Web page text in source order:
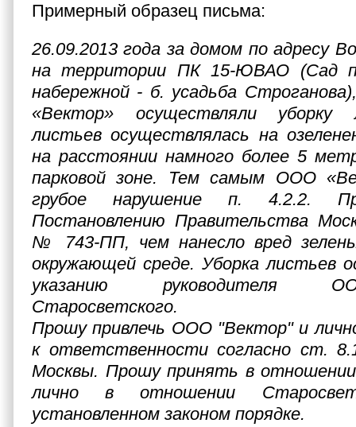
Примерный образец письма:
26.09.2013 года за домом по адресу
на территории ПК 15-ЮВАО (Сад
набережной - б. усадьба
«Вектор» осуществляли уборку
листьев осуществлялась на
на расстоянии намного более 5
парковой зоне. Тем самым ООО
грубое нарушение п. 4.2.2.
Постановлению Правительства
№ 743-ПП, чем нанесло вред
окружающей среде. Уборка листьев
указанию руководителя
Старосветского.
Прошу привлечь ООО "Вектор" и
к ответственности согласно ст.
Москвы. Прошу принять в
лично в отношении
установленном законом порядке.